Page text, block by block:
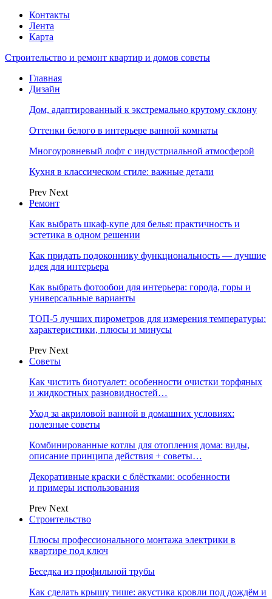
Контакты
Лента
Карта
Строительство и ремонт квартир и домов советы
Главная
Дизайн
Дом, адаптированный к экстремально крутому склону
Оттенки белого в интерьере ванной комнаты
Многоуровневый лофт с индустриальной атмосферой
Кухня в классическом стиле: важные детали
Prev Next
Ремонт
Как выбрать шкаф-купе для белья: практичность и
эстетика в одном решении
Как придать подоконнику функциональность — лучшие
идея для интерьера
Как выбрать фотообои для интерьера: города, горы и
универсальные варианты
ТОП-5 лучших пирометров для измерения температуры:
характеристики, плюсы и минусы
Prev Next
Советы
Как чистить биотуалет: особенности очистки торфяных
и жидкостных разновидностей…
Уход за акриловой ванной в домашних условиях:
полезные советы
Комбинированные котлы для отопления дома: виды,
описание принципа действия + советы…
Декоративные краски с блёстками: особенности
и примеры использования
Prev Next
Строительство
Плюсы профессионального монтажа электрики в
квартире под ключ
Беседка из профильной трубы
Как сделать крышу тише: акустика кровли под дождём и